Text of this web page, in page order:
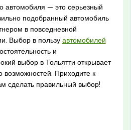
автомобиля — это серьезный
подобранный автомобиль
в повседневной
Выбор в пользу автомобилей
и
выбор в Тольятти открывает
Приходите к
сделать правильный выбор!